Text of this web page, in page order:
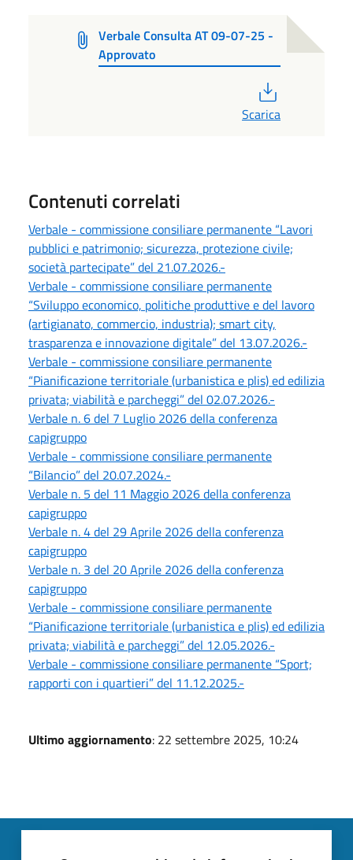
Verbale Consulta AT 09-07-25 -
Approvato
Scarica
Contenuti correlati
Verbale - commissione consiliare permanente “Lavori
pubblici e patrimonio; sicurezza, protezione civile;
società partecipate” del 21.07.2026.-
Verbale - commissione consiliare permanente
“Sviluppo economico, politiche produttive e del lavoro
(artigianato, commercio, industria); smart city,
trasparenza e innovazione digitale” del 13.07.2026.-
Verbale - commissione consiliare permanente
“Pianificazione territoriale (urbanistica e plis) ed edilizia
privata; viabilità e parcheggi” del 02.07.2026.-
Verbale n. 6 del 7 Luglio 2026 della conferenza
capigruppo
Verbale - commissione consiliare permanente
“Bilancio” del 20.07.2024.-
Verbale n. 5 del 11 Maggio 2026 della conferenza
capigruppo
Verbale n. 4 del 29 Aprile 2026 della conferenza
capigruppo
Verbale n. 3 del 20 Aprile 2026 della conferenza
capigruppo
Verbale - commissione consiliare permanente
“Pianificazione territoriale (urbanistica e plis) ed edilizia
privata; viabilità e parcheggi” del 12.05.2026.-
Verbale - commissione consiliare permanente “Sport;
rapporti con i quartieri” del 11.12.2025.-
Ultimo aggiornamento: 22 settembre 2025, 10:24